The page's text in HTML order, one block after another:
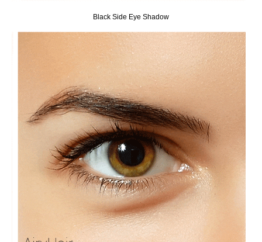
Black Side Eye Shadow